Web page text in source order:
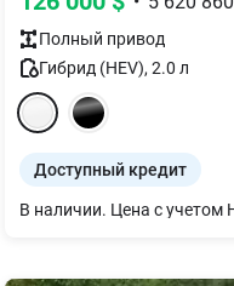
Полный привод
Гибрид (HEV), 2.0 л
Доступный кредит